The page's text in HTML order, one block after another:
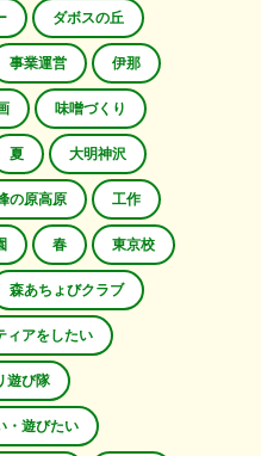
ダボスの丘
事業運営 伊那
味噌づくり
夏 大明神沢
の原高原 工作
春 東京校
森あちょびクラブ
ィアをしたい
遊び隊
・遊びたい